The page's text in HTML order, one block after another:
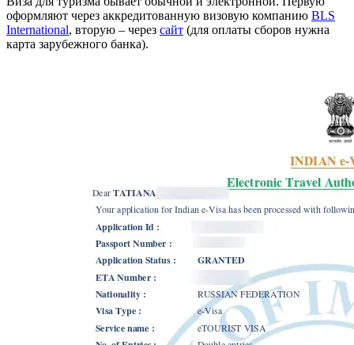
оформляют через аккредитованную визовую компанию BLS
International, вторую – через сайт (для оплаты сборов нужна
карта зарубежного банка).